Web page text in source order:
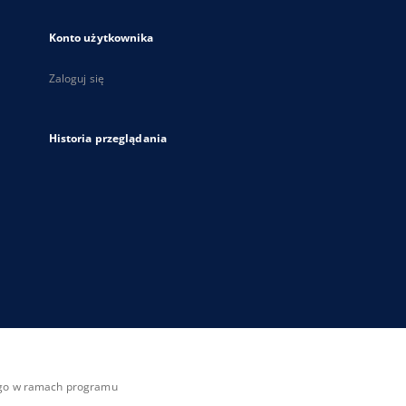
Konto użytkownika
Zaloguj się
Historia przeglądania
w ramach programu